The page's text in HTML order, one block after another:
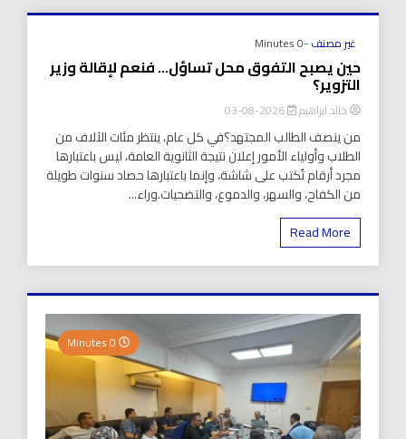
غير مصنف-0 Minutes
حين يصبح التفوق محل تساؤل… فنعم لإقالة وزير
التزوير؟
خالد ابراهيم 2026-08-03
من ينصف الطالب المجتهد؟في كل عام، ينتظر مئات الآلاف من
الطلاب وأولياء الأمور إعلان نتيجة الثانوية العامة، ليس باعتبارها
مجرد أرقام تُكتب على شاشة، وإنما باعتبارها حصاد سنوات طويلة
من الكفاح، والسهر، والدموع، والتضحيات.وراء...
Read More